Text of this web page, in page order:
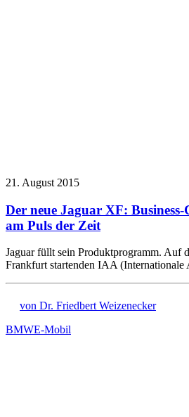
21. August 2015
Der neue Jaguar XF:
am Puls der Zeit
Jaguar füllt sein Produktprogramm. Auf
Frankfurt startenden IAA
von Dr. Friedbert Weizenecker
BMWE-Mobil